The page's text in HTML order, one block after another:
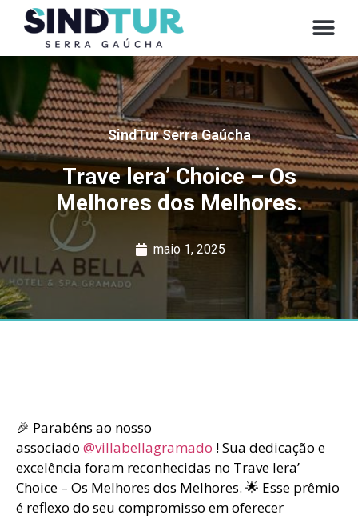
SindTur Serra Gaúcha
Trave lera’ Choice – Os
Melhores dos Melhores.
maio 1, 2025
🎉 Parabéns ao nosso
associado @villabellagramado ! Sua dedicação e
excelência foram reconhecidas no Trave lera’
Choice – Os Melhores dos Melhores. 🌟 Esse prêmio
é reflexo do seu compromisso em oferecer